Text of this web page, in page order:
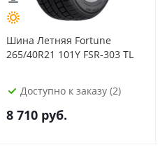
Шина Летняя Fortune
265/40R21 101Y FSR-303 TL
Доступно к заказу (2)
8 710 руб.